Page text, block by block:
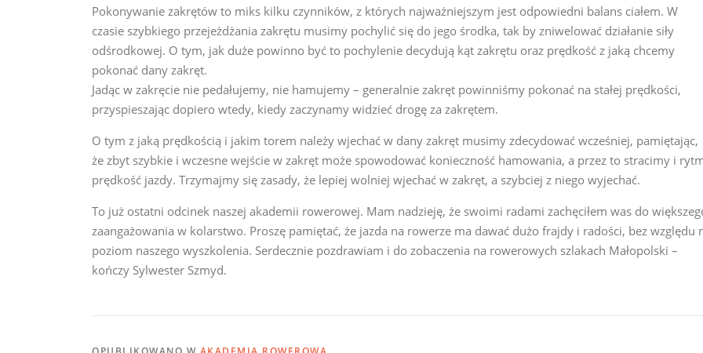
Pokonywanie zakrętów to miks kilku czynników, z których najważniejszym jest odpowiedni balans ciałem. W
czasie szybkiego przejeżdżania zakrętu musimy pochylić się do jego środka, tak by zniwelować działanie siły
odśrodkowej. O tym, jak duże powinno być to pochylenie decydują kąt zakrętu oraz prędkość z jaką chcemy
pokonać dany zakręt.
Jadąc w zakręcie nie pedałujemy, nie hamujemy – generalnie zakręt powinniśmy pokonać na stałej prędkości,
przyspieszając dopiero wtedy, kiedy zaczynamy widzieć drogę za zakrętem.
O tym z jaką prędkością i jakim torem należy wjechać w dany zakręt musimy zdecydować wcześniej, pamiętając,
że zbyt szybkie i wczesne wejście w zakręt może spowodować konieczność hamowania, a przez to stracimy i
prędkość jazdy. Trzymajmy się zasady, że lepiej wolniej wjechać w zakręt, a szybciej z niego wyjechać.
To już ostatni odcinek naszej akademii rowerowej. Mam nadzieję, że swoimi radami zachęciłem was do
zaangażowania w kolarstwo. Proszę pamiętać, że jazda na rowerze ma dawać dużo frajdy i radości, bez względu
poziom naszego wyszkolenia. Serdecznie pozdrawiam i do zobaczenia na rowerowych szlakach Małopolski –
kończy Sylwester Szmyd.